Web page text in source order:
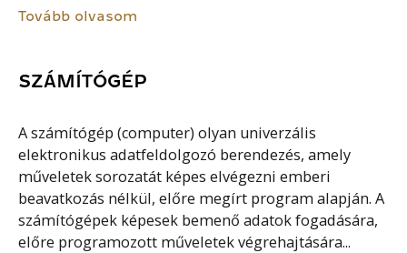
Tovább olvasom
SZÁMÍTÓGÉP
A számítógép (computer) olyan univerzális
elektronikus adatfeldolgozó berendezés, amely
műveletek sorozatát képes elvégezni emberi
beavatkozás nélkül, előre megírt program alapján. A
számítógépek képesek bemenő adatok fogadására,
előre programozott műveletek végrehajtására...